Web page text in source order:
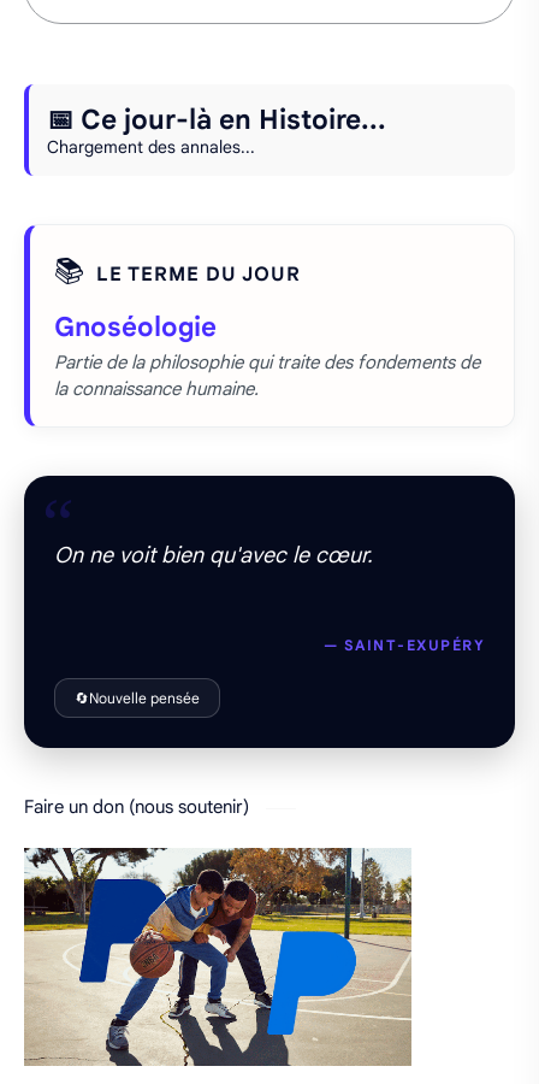
📅 Ce jour-là en Histoire...
Chargement des annales...
📚 LE TERME DU JOUR
Gnoséologie
Partie de la philosophie qui traite des fondements de
la connaissance humaine.
“On ne voit bien qu'avec le cœur.
— SAINT-EXUPÉRY
🔄Nouvelle pensée
Faire un don (nous soutenir)